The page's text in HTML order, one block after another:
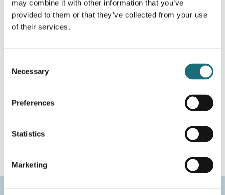
may combine it with other information that you’ve
provided to them or that they’ve collected from your use
of their services.
Selection
Necessary
Preferences
Statistics
Marketing
kantiner eller større belysningsanlæg.
3 faset skinner giver mulighed for at udføre
belysningsanlægget efter et rums eller bygnings
monteres i loft, på væg, i gulv, eller nedhænges i
wire. Familien er farvetilpasset i alu, hvid eller
sort og er et af Europas mest anvendte systemer.